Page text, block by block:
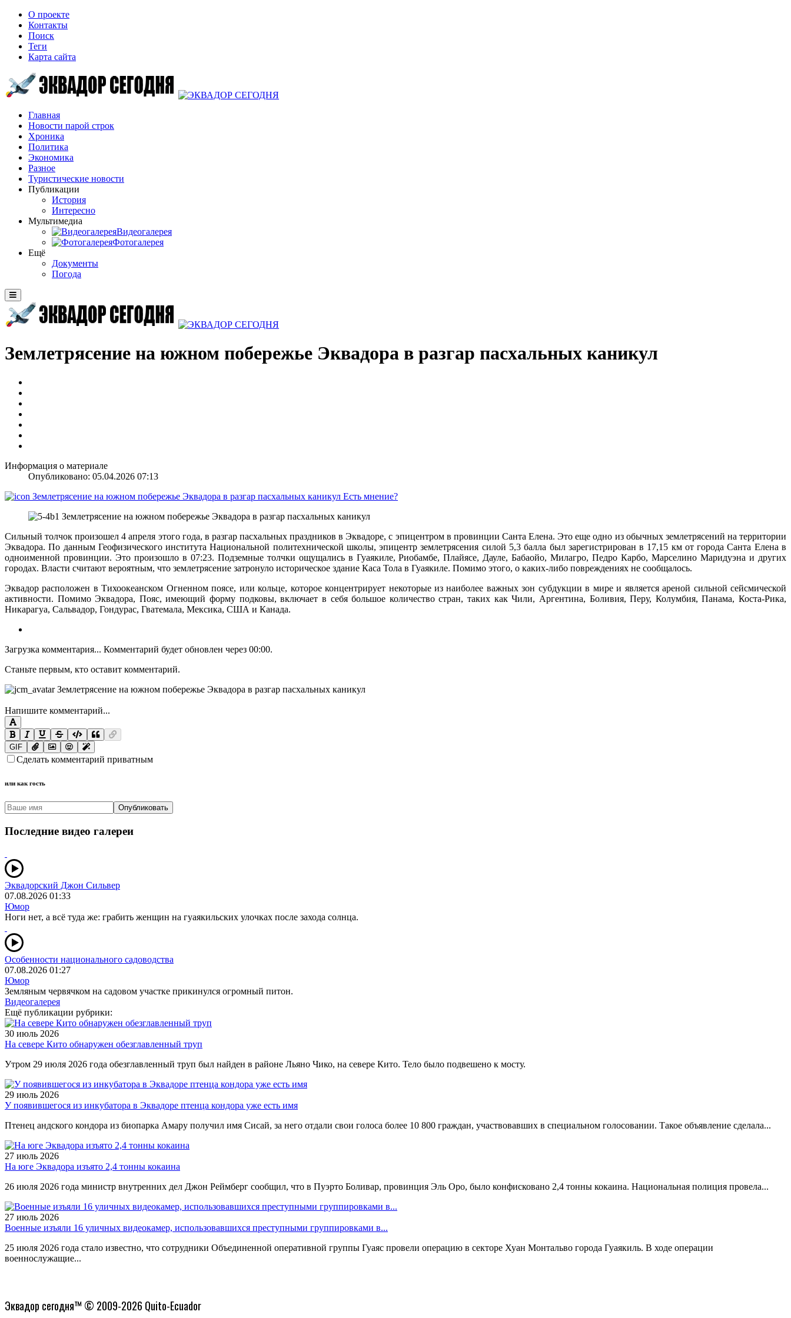
О проекте
Контакты
Поиск
Теги
Карта сайта
Главная
Новости парой строк
Хроника
Политика
Экономика
Разное
Туристические новости
Публикации
История
Интересно
Мультимедиа
Видеогалерея
Фотогалерея
Ещё
Документы
Погода
Землетрясение на южном побережье Эквадора в разгар пасхальных каникул
Информация о материале
Опубликовано: 05.04.2026 07:13
Есть мнение?
Сильный толчок произошел 4 апреля этого года, в разгар пасхальных праздников в Эквадоре, с эпицентром в провинции Санта Елена. Это еще одно из обычных землетрясений на территории
Эквадора. По данным Геофизического института Национальной политехнической школы, эпицентр землетрясения силой 5,3 балла был зарегистрирован в 17,15 км от города Санта Елена в
одноименной провинции. Это произошло в 07:23. Подземные толчки ощущались в Гуаякиле, Риобамбе, Плайясе, Дауле, Бабаойо, Милагро, Педро Карбо, Марселино Маридуэна и других
городах. Власти считают вероятным, что землетрясение затронуло историческое здание Каса Тола в Гуаякиле. Помимо этого, о каких-либо повреждениях не сообщалось.
Эквадор расположен в Тихоокеанском Огненном поясе, или кольце, которое концентрирует некоторые из наиболее важных зон субдукции в мире и является ареной сильной сейсмической
активности. Помимо Эквадора, Пояс, имеющий форму подковы, включает в себя большое количество стран, таких как Чили, Аргентина, Боливия, Перу, Колумбия, Панама, Коста-Рика,
Никарагуа, Сальвадор, Гондурас, Гватемала, Мексика, США и Канада.
Загрузка комментария... Комментарий будет обновлен через 00:00.
Станьте первым, кто оставит комментарий.
Напишите комментарий...
GIF
Сделать комментарий приватным
или как гость
Опубликовать
Последние видео галереи
Эквадорский Джон Сильвер
07.08.2026 01:33
Юмор
Ноги нет, а всё туда же: грабить женщин на гуаякильских улочках после захода солнца.
Особенности национального садоводства
07.08.2026 01:27
Юмор
Земляным червячком на садовом участке прикинулся огромный питон.
Видеогалерея
Ещё публикации рубрики:
30 июль 2026
На севере Кито обнаружен обезглавленный труп
Утром 29 июля 2026 года обезглавленный труп был найден в районе Льяно Чико, на севере Кито. Тело было подвешено к мосту.
29 июль 2026
У появившегося из инкубатора в Эквадоре птенца кондора уже есть имя
Птенец андского кондора из биопарка Амару получил имя Сисай, за него отдали свои голоса более 10 800 граждан, участвовавших в специальном голосовании. Такое объявление сделала...
27 июль 2026
На юге Эквадора изъято 2,4 тонны кокаина
26 июля 2026 года министр внутренних дел Джон Реймберг сообщил, что в Пуэрто Боливар, провинция Эль Оро, было конфисковано 2,4 тонны кокаина. Национальная полиция провела...
27 июль 2026
Военные изъяли 16 уличных видеокамер, использовавшихся преступными группировками в...
25 июля 2026 года стало известно, что сотрудники Объединенной оперативной группы Гуаяс провели операцию в секторе Хуан Монтальво города Гуаякиль. В ходе операции
военнослужащие...
Эквадор сегодня™ © 2009-2026 Quito-Ecuador